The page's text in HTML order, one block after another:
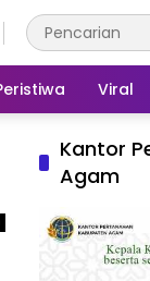
Viral
Kantor
Agam